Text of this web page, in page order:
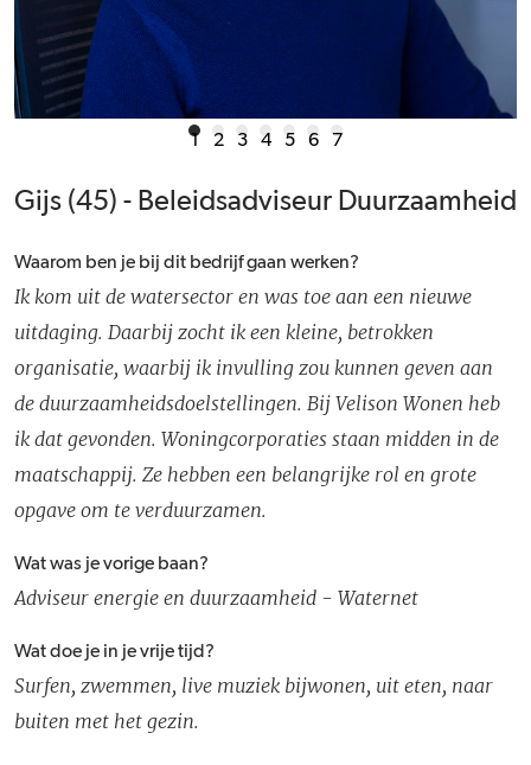
1 2 3 4 5 6 7
Gijs (45) - Beleidsadviseur Duurzaamheid
Waarom ben je bij dit bedrijf gaan werken?
Ik kom uit de watersector en was toe aan een nieuwe
uitdaging. Daarbij zocht ik een kleine, betrokken
organisatie, waarbij ik invulling zou kunnen geven aan
de duurzaamheidsdoelstellingen. Bij Velison Wonen heb
ik dat gevonden. Woningcorporaties staan midden in de
maatschappij. Ze hebben een belangrijke rol en grote
opgave om te verduurzamen.
Wat was je vorige baan?
Adviseur energie en duurzaamheid - Waternet
Wat doe je in je vrije tijd?
Surfen, zwemmen, live muziek bijwonen, uit eten, naar
buiten met het gezin.